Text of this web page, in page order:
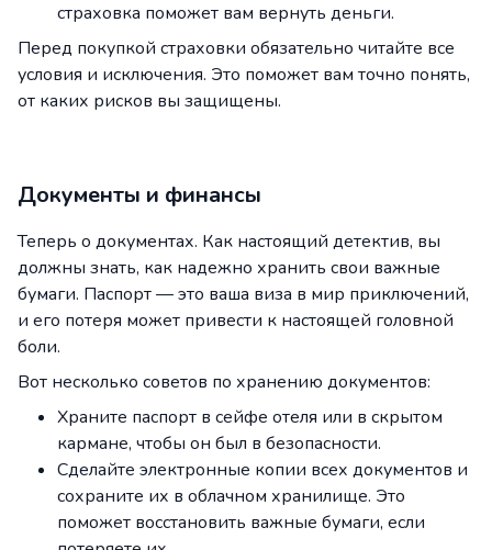
страховка поможет вам вернуть деньги.
Перед покупкой страховки обязательно читайте все
условия и исключения. Это поможет вам точно понять,
от каких рисков вы защищены.
Документы и финансы
Теперь о документах. Как настоящий детектив, вы
должны знать, как надежно хранить свои важные
бумаги. Паспорт — это ваша виза в мир приключений,
и его потеря может привести к настоящей головной
боли.
Вот несколько советов по хранению документов:
Храните паспорт в сейфе отеля или в скрытом
кармане, чтобы он был в безопасности.
Сделайте электронные копии всех документов и
сохраните их в облачном хранилище. Это
поможет восстановить важные бумаги, если